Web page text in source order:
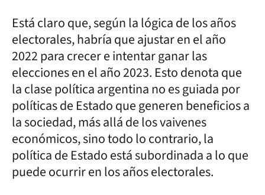
Está claro que, según la lógica de los años
electorales, habría que ajustar en el año
2022 para crecer e intentar ganar las
elecciones en el año 2023. Esto denota que
la clase política argentina no es guiada por
políticas de Estado que generen beneficios a
la sociedad, más allá de los vaivenes
económicos, sino todo lo contrario, la
política de Estado está subordinada a lo que
puede ocurrir en los años electorales.